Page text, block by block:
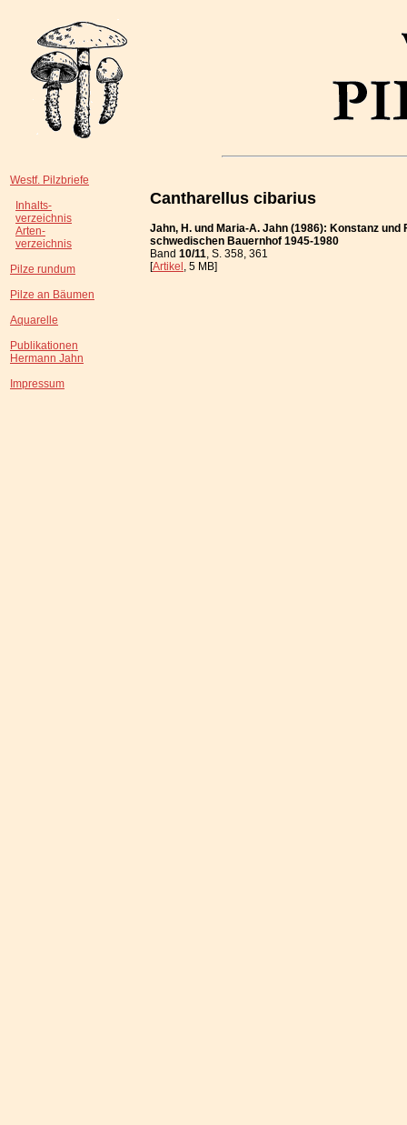
Westf. Pilzbriefe
Inhalts-
verzeichnis
Arten-
verzeichnis
Pilze rundum
Pilze an Bäumen
Aquarelle
Publikationen
Hermann Jahn
Impressum
Cantharellus cibarius
Jahn, H. und Maria-A. Jahn (1986): Konstanz
schwedischen Bauernhof 1945-1980
Band 10/11, S. 358, 361
[Artikel, 5 MB]